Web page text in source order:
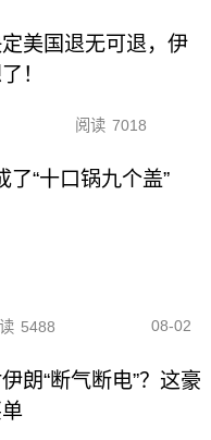
美国退无可退，伊
！
阅读 7018
“十口锅九个盖”
5488 08-02
朗“断气断电”？这豪